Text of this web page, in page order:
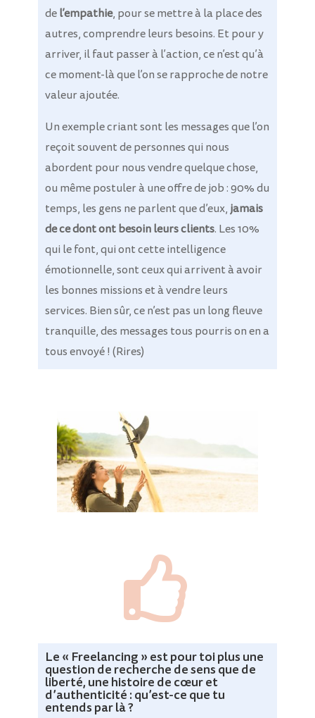
del’empathie, pour se mettre à la place des
autres, comprendre leurs besoins. Et pour y
arriver, il faut passer à l’action, ce n’est qu’à
ce moment-là que l’on se rapproche de notre
valeur ajoutée.
Un exemple criant sont les messages que l’on
reçoit souvent de personnes qui nous
abordent pour nous vendre quelque chose,
ou même postuler à une offre de job : 90% du
temps, les gens ne parlent que d’eux, jamais
de ce dont ont besoin leurs clients. Les 10%
qui le font, qui ont cette intelligence
émotionnelle, sont ceux qui arrivent à avoir
les bonnes missions et à vendre leurs
services. Bien sûr, ce n’est pas un long fleuve
tranquille, des messages tous pourris on en a
tous envoyé ! (Rires)

Le « Freelancing » est pour toi plus une
question de recherche de sens que de
liberté, une histoire de cœur et
d’authenticité : qu’est-ce que tu
entends par là ?